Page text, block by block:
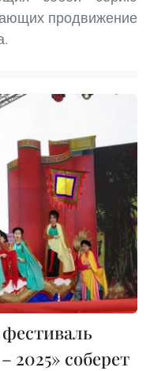
продвижение
2025» соберет